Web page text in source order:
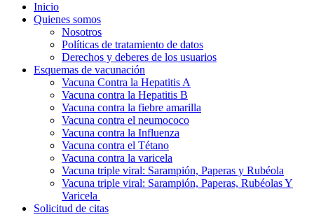
Inicio
Quienes somos
Nosotros
Políticas de tratamiento de datos
Derechos y deberes de los usuarios
Esquemas de vacunación
Vacuna Contra la Hepatitis A
Vacuna contra la Hepatitis B
Vacuna contra la fiebre amarilla
Vacuna contra el neumococo
Vacuna contra la Influenza
Vacuna contra el Tétano
Vacuna contra la varicela
Vacuna triple viral: Sarampión, Paperas y Rubéola
Vacuna triple viral: Sarampión, Paperas, Rubéolas Y
Varicela
Solicitud de citas